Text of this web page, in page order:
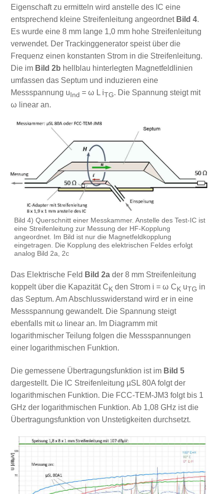
Eigenschaft zu ermitteln wird anstelle des IC eine
entsprechend kleine Streifenleitung angeordnet Bild 4.
Es wurde eine 8 mm lange 1,0 mm hohe Streifenleitung
verwendet. Der Trackinggenerator speist über die
Frequenz einen konstanten Strom in die Streifenleitung.
Die im Bild 2b hellblau hinterlegten Magnetfeldlinien
umfassen das Septum und induzieren eine
Messspannung u Ind = ω L iTG. Die Spannung steigt mit
ω linear an.
Bild 4) Querschnitt einer Messkammer. Anstelle des Test-IC ist
eine Streifenleitung zur Messung der HF-Kopplung
angeordnet. Im Bild ist nur die Magnetfeldkopplung
eingetragen. Die Kopplung des elektrischen Feldes erfolgt
analog Bild 2a, 2c
Das Elektrische Feld Bild 2ader 8 mm Streifenleitung
koppelt über die Kapazität C Kden Strom i = ω C KuTG in
das Septum. Am Abschlusswiderstand wird er in eine
Messspannung gewandelt. Die Spannung steigt
ebenfalls mit ω linear an. Im Diagramm mit
logarithmischer Teilung folgen die Messspannungen
einer logarithmischen Funktion.
Die gemessene Übertragungsfunktion ist im Bild 5
dargestellt. Die IC Streifenleitung µSL 80A folgt der
logarithmischen Funktion. Die FCC-TEM-JM3 folgt bis 1
GHz der logarithmischen Funktion. Ab 1,08 GHz ist die
Übertragungsfunktion von Unstetigkeiten durchsetzt.